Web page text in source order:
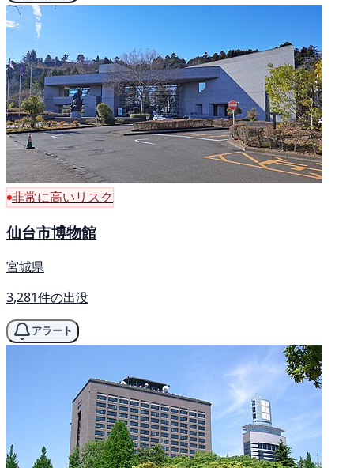
非常に高いリスク
仙台市博物館
宮城県
3,281件の出没
アラート